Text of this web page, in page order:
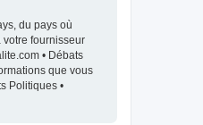
du pays où
votre fournisseur
• Débats
que vous
Politiques •